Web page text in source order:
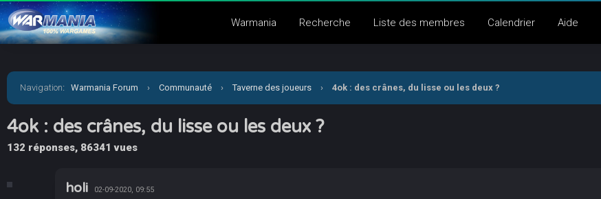
Warmania Recherche Liste des membres Calendrier Aide
Navigation: Warmania Forum › Communauté › Taverne des joueurs › 4ok : des crânes, du lisse ou les deux ?
4ok : des crânes, du lisse ou les deux ?
132 réponses, 86341 vues
holi 02-09-2020, 09:55